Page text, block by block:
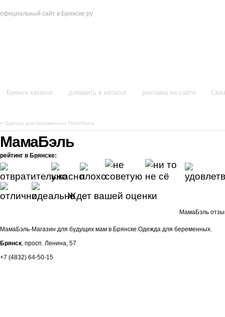
официальный сайт в Брянске.ру
Брянск каталог добавить в каталог реклама на сайте
« Одежда для беременных FlashMama
МамаБэль
рейтинг в Брянске:
Ждет вашей оценки
МамаБэль
МамаБэль-Магазин для будущих мам в Брянске.Одежда для беременных.
Брянск, просп. Ленина, 57
+7 (4832) 64-50-15